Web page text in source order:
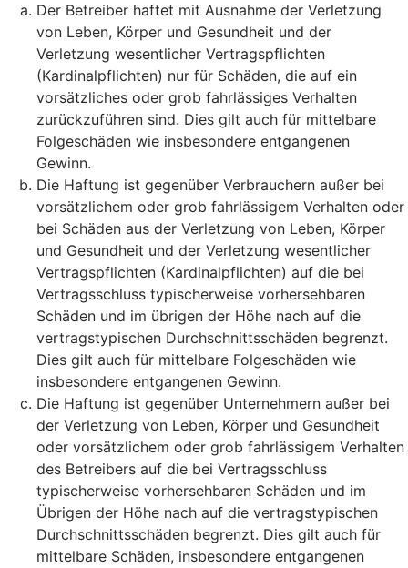
Der Betreiber haftet mit Ausnahme der Verletzung
von Leben, Körper und Gesundheit und der
Verletzung wesentlicher Vertragspflichten
(Kardinalpflichten) nur für Schäden, die auf ein
vorsätzliches oder grob fahrlässiges Verhalten
zurückzuführen sind. Dies gilt auch für mittelbare
Folgeschäden wie insbesondere entgangenen
Gewinn.
Die Haftung ist gegenüber Verbrauchern außer bei
vorsätzlichem oder grob fahrlässigem Verhalten oder
bei Schäden aus der Verletzung von Leben, Körper
und Gesundheit und der Verletzung wesentlicher
Vertragspflichten (Kardinalpflichten) auf die bei
Vertragsschluss typischerweise vorhersehbaren
Schäden und im übrigen der Höhe nach auf die
vertragstypischen Durchschnittsschäden begrenzt.
Dies gilt auch für mittelbare Folgeschäden wie
insbesondere entgangenen Gewinn.
Die Haftung ist gegenüber Unternehmern außer bei
der Verletzung von Leben, Körper und Gesundheit
oder vorsätzlichem oder grob fahrlässigem Verhalten
des Betreibers auf die bei Vertragsschluss
typischerweise vorhersehbaren Schäden und im
Übrigen der Höhe nach auf die vertragstypischen
Durchschnittsschäden begrenzt. Dies gilt auch für
mittelbare Schäden, insbesondere entgangenen